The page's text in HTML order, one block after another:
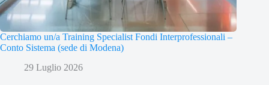
Cerchiamo un/a Training Specialist Fondi Interprofessionali –
Conto Sistema (sede di Modena)
29 Luglio 2026